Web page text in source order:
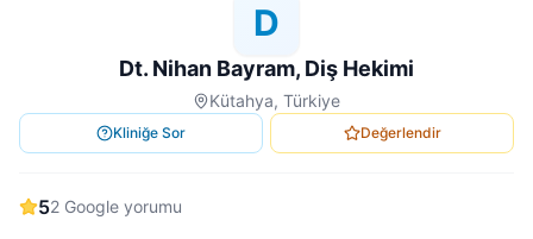
D
Dt. Nihan Bayram, Diş Hekimi
Kütahya, Türkiye
Kliniğe Sor Değerlendir
52 Google yorumu